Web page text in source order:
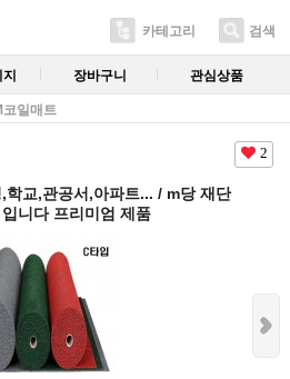
카테고리 검색
지 장바구니 관심상품
코일매트
2
학교,관공서,아파트... / m당 재단
니다 프리미엄 제품